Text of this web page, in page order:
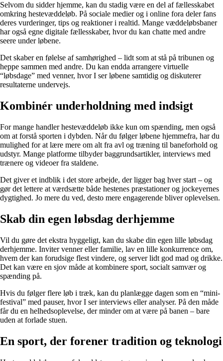
Selvom du sidder hjemme, kan du stadig være en del af fællesskabet
omkring hestevæddeløb. På sociale medier og i online fora deler fans
deres vurderinger, tips og reaktioner i realtid. Mange væddeløbsbaner
har også egne digitale fællesskaber, hvor du kan chatte med andre
seere under løbene.
Det skaber en følelse af samhørighed – lidt som at stå på tribunen og
heppe sammen med andre. Du kan endda arrangere virtuelle
“løbsdage” med venner, hvor I ser løbene samtidig og diskuterer
resultaterne undervejs.
Kombinér underholdning med indsigt
For mange handler hestevæddeløb ikke kun om spænding, men også
om at forstå sporten i dybden. Når du følger løbene hjemmefra, har du
mulighed for at lære mere om alt fra avl og træning til baneforhold og
udstyr. Mange platforme tilbyder baggrundsartikler, interviews med
trænere og videoer fra staldene.
Det giver et indblik i det store arbejde, der ligger bag hver start – og
gør det lettere at værdsætte både hestenes præstationer og jockeyernes
dygtighed. Jo mere du ved, desto mere engagerende bliver oplevelsen.
Skab din egen løbsdag derhjemme
Vil du gøre det ekstra hyggeligt, kan du skabe din egen lille løbsdag
derhjemme. Inviter venner eller familie, lav en lille konkurrence om,
hvem der kan forudsige flest vindere, og server lidt god mad og drikke.
Det kan være en sjov måde at kombinere sport, socialt samvær og
spænding på.
Hvis du følger flere løb i træk, kan du planlægge dagen som en “mini-
festival” med pauser, hvor I ser interviews eller analyser. På den måde
får du en helhedsoplevelse, der minder om at være på banen – bare
uden at forlade stuen.
En sport, der forener tradition og teknologi